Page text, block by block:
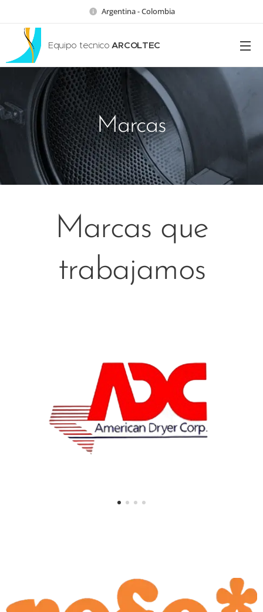
Argentina - Colombia
Equipo tecnico ARCOLTEC
Marcas
Marcas que
trabajamos